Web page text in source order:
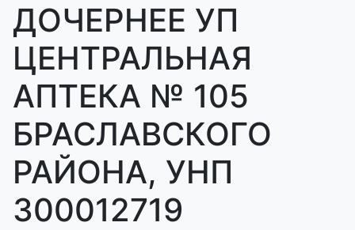
ДОЧЕРНЕЕ УП
ЦЕНТРАЛЬНАЯ
АПТЕКА № 105
БРАСЛАВСКОГО
РАЙОНА, УНП
300012719